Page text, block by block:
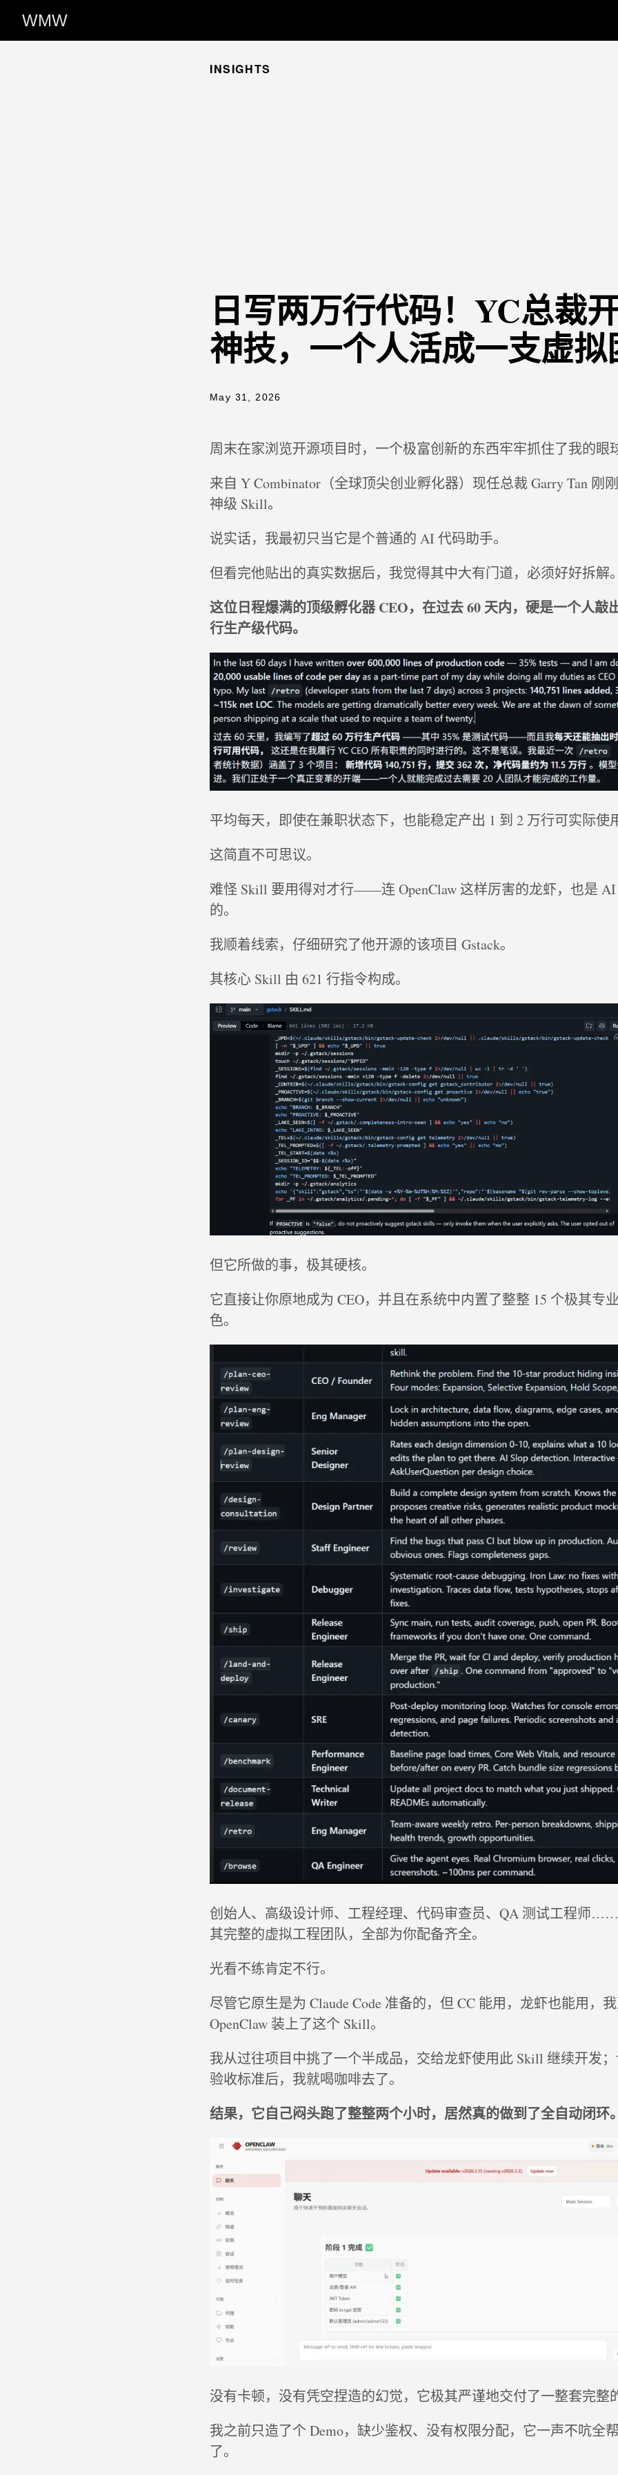
WMW
INSIGHTS
日写两万行代码！YC总裁
神技，一个人活成一支虚拟
May 31, 2026
周末在家浏览开源项目时，一个极富创新的东西牢牢抓住了我的眼
来自 Y Combinator（全球顶尖创业孵化器）现任总裁 Garry Tan 刚
神级 Skill。
说实话，我最初只当它是个普通的 AI 代码助手。
但看完他贴出的真实数据后，我觉得其中大有门道，必须好好拆解
这位日程爆满的顶级孵化器 CEO，在过去 60 天内，硬是一个人敲
行生产级代码。
平均每天，即使在兼职状态下，也能稳定产出 1 到 2 万行可实际使
这简直不可思议。
难怪 Skill 要用得对才行——连 OpenClaw 这样厉害的龙虾，也是
的。
我顺着线索，仔细研究了他开源的该项目 Gstack。
其核心 Skill 由 621 行指令构成。
但它所做的事，极其硬核。
它直接让你原地成为 CEO，并且在系统中内置了整整 15 个极其专
色。
创始人、高级设计师、工程经理、代码审查员、QA 测试工程师
其完整的虚拟工程团队，全部为你配备齐全。
光看不练肯定不行。
尽管它原生是为 Claude Code 准备的，但 CC 能用，龙虾也能用，
OpenClaw 装上了这个 Skill。
我从过往项目中挑了一个半成品，交给龙虾使用此 Skill 继续开发
验收标准后，我就喝咖啡去了。
结果，它自己闷头跑了整整两个小时，居然真的做到了全自动闭环
没有卡顿，没有凭空捏造的幻觉，它极其严谨地交付了一整套完整
我之前只造了个 Demo，缺少鉴权、没有权限分配，它一声不吭全
了。